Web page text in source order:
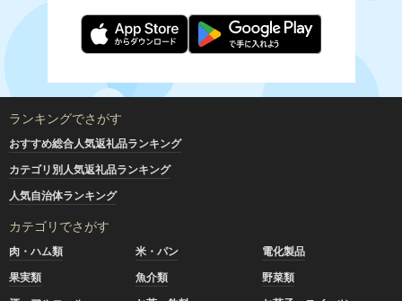
ランキングでさがす
おすすめ総合人気返礼品ランキング
カテゴリ別人気返礼品ランキング
人気自治体ランキング
カテゴリでさがす
肉・ハム類 米・パン
電化製品
果実類
魚介類
野菜類